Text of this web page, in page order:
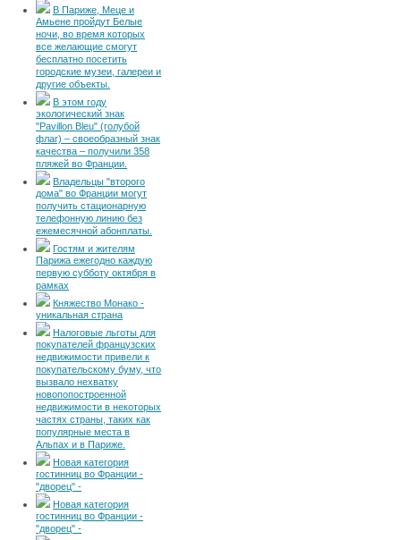
В Париже, Меце и
Амьене пройдут Белые
ночи, во время которых
все желающие смогут
бесплатно посетить
городские музеи, галереи и
другие объекты.
В этом году
экологический знак
"Pavillon Bleu" (голубой
флаг) – своеобразный знак
качества – получили 358
пляжей во Франции.
Владельцы "второго
дома" во Франции могут
получить стационарную
телефонную линию без
ежемесячной абонплаты.
Гостям и жителям
Парижа ежегодно каждую
первую субботу октября в
рамках
Княжество Монако -
уникальная страна
Налоговые льготы для
покупателей французских
недвижимости привели к
покупательскому буму, что
вызвало нехватку
новопопостроенной
недвижимости в некоторых
частях страны, таких как
популярные места в
Альпах и в Париже.
Новая категория
гостинниц во Франции -
"дворец" -
Новая категория
гостинниц во Франции -
"дворец" -